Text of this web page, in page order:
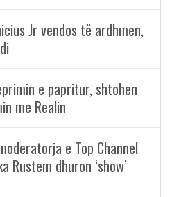
Jr vendos të ardhmen,
e papritur, shtohen
me Realin
e Top Channel
Rustem dhuron ‘show’